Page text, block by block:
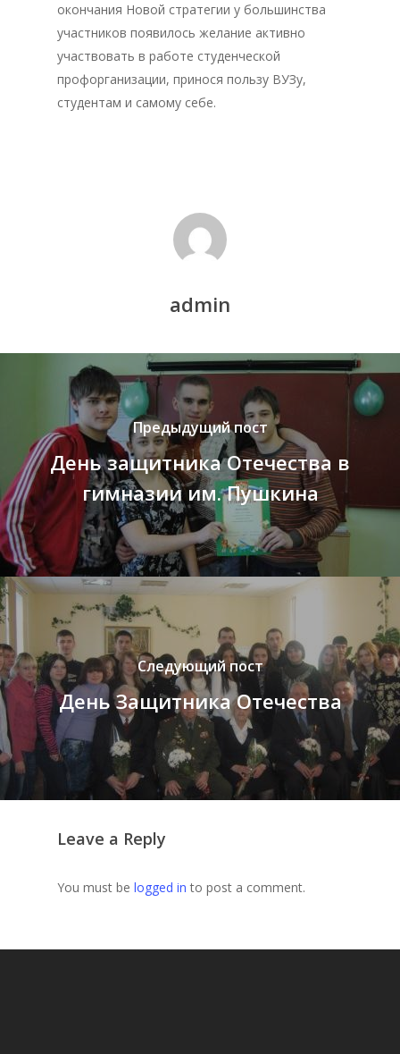
окончания Новой стратегии у большинства
участников появилось желание активно
участвовать в работе студенческой
профорганизации, принося пользу ВУЗу,
студентам и самому себе.
admin
Предыдущий пост
День защитника Отечества в
гимназии им. Пушкина
Следующий пост
День Защитника Отечества
Leave a Reply
You must be logged in to post a comment.
Депутаты
История
Документация